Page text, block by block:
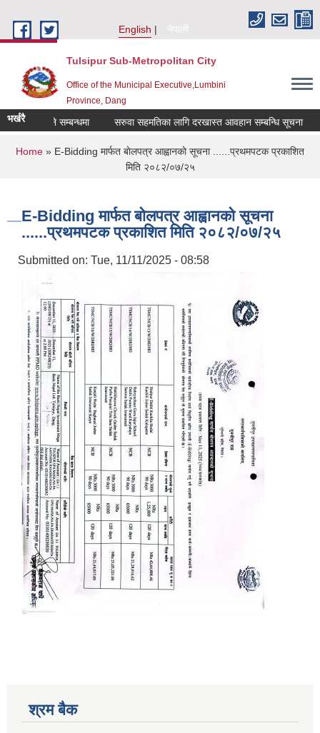
English
नेपाली
Tulsipur Sub-Metropolitan City
Office of the Municipal Executive,Lumbini
Province, Dang
भर्खरैगराउने सम्बन्धमा सरुवा सहमतिका लागि दरखास्त आवहान सम्बन्धि सूचना
You are here
Home » E-Bidding मार्फत बाेलपत्र आह्वानकाे सूचना ......प्रथमपटक प्रकाशित
मिति २०८२/०७/२५
E-Bidding मार्फत बाेलपत्र आह्वानकाे सूचना
......प्रथमपटक प्रकाशित मिति २०८२/०७/२५
Submitted on: Tue, 11/11/2025 - 08:58
श्रम बैक